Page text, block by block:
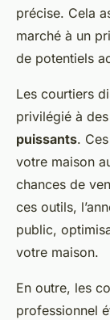
précise. Cela
marché à un
de potentiels
Les courtiers
privilégié à
puissants.
votre maison
chances de
ces outils,
public,
votre maison.
En outre, les
professionnel